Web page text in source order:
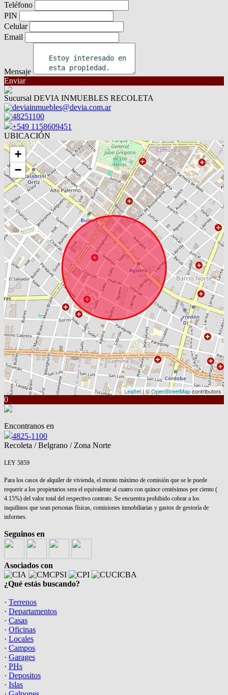
Teléfono
PIN
Celular
Email
Mensaje
Enviar
Sucursal DEVIA INMUEBLES RECOLETA
deviainmuebles@devia.com.ar
48251100
+549 1158609451
UBICACIÓN
+
−
Leaflet| ©OpenStreetMapcontributors
0
Encontranos en
4825-1100
Recoleta / Belgrano / Zona Norte
LEY 5859
Para los casos de alquiler de vivienda, el monto máximo de comisión que se le puede
requerir a los propietarios sera el equivalente al cuatro con quince centésimos por ciento (
4.15%) del valor total del respectivo contrato. Se encuentra prohibido cobrar a los
inquilinos que sean personas físicas, comisiones inmobiliarias y gastos de gestoría de
informes.
Seguinos en
Asociados con
¿Qué estás buscando?
· Terrenos
· Departamentos
· Casas
· Oficinas
· Locales
· Campos
· Garages
· PHs
· Depositos
· Islas